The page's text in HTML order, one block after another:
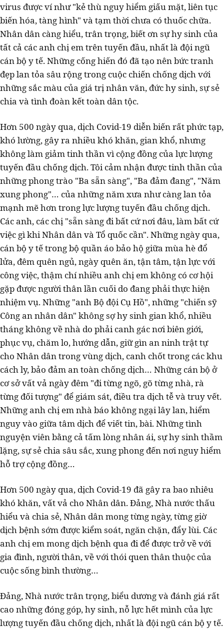
virus được ví như "kẻ thù nguy hiểm giấu mặt, liên tục
biến hóa, tàng hình" và tạm thời chưa có thuốc chữa.
Nhân dân càng hiểu, trân trọng, biết ơn sự hy sinh của
tất cả các anh chị em trên tuyến đầu, nhất là đội ngũ
cán bộ y tế. Những cống hiến đó đã tạo nên bức tranh
đẹp lan tỏa sâu rộng trong cuộc chiến chống dịch với
những sắc màu của giá trị nhân văn, đức hy sinh, sự sẻ
chia và tình đoàn kết toàn dân tộc.
Hơn 500 ngày qua, dịch Covid-19 diễn biến rất phức tạp,
khó lường, gây ra nhiều khó khăn, gian khổ, nhưng
không làm giảm tinh thần vì cộng đồng của lực lượng
tuyến đầu chống dịch. Tôi cảm nhận được tinh thần của
những phong trào "Ba sẵn sàng", "Ba đảm đang", "Năm
xung phong"… của những năm xưa như càng lan tỏa
mạnh mẽ hơn trong lực lượng tuyến đầu chống dịch.
Các anh, các chị "sẵn sàng đi bất cứ nơi đâu, làm bất cứ
việc gì khi Nhân dân và Tổ quốc cần". Những ngày qua,
cán bộ y tế trong bộ quần áo bảo hộ giữa mùa hè đổ
lửa, đêm quên ngủ, ngày quên ăn, tận tâm, tận lực với
công việc, thậm chí nhiều anh chị em không có cơ hội
gặp được người thân lần cuối do đang phải thực hiện
nhiệm vụ. Những "anh Bộ đội Cụ Hồ", những "chiến sỹ
Công an nhân dân" không sợ hy sinh gian khổ, nhiều
tháng không về nhà do phải canh gác nơi biên giới,
phục vụ, chăm lo, hướng dẫn, giữ gìn an ninh trật tự
cho Nhân dân trong vùng dịch, canh chốt trong các khu
cách ly, bảo đảm an toàn chống dịch… Những cán bộ ở
cơ sở vất vả ngày đêm "đi từng ngõ, gõ từng nhà, rà
từng đối tượng" để giám sát, điều tra dịch tễ và truy vết.
Những anh chị em nhà báo không ngại lây lan, hiểm
nguy vào giữa tâm dịch để viết tin, bài. Những tình
nguyện viên bằng cả tấm lòng nhân ái, sự hy sinh thầm
lặng, sự sẻ chia sâu sắc, xung phong đến nơi nguy hiểm
hỗ trợ cộng đồng…
Hơn 500 ngày qua, dịch Covid-19 đã gây ra bao nhiêu
khó khăn, vất vả cho Nhân dân. Đảng, Nhà nước thấu
hiểu và chia sẻ, Nhân dân mong từng ngày, từng giờ
dịch bệnh sớm được kiểm soát, ngăn chặn, đẩy lùi. Các
anh chị em mong dịch bệnh qua đi để được trở về với
gia đình, người thân, về với thói quen thân thuộc của
cuộc sống bình thường…
Đảng, Nhà nước trân trọng, biểu dương và đánh giá rất
cao những đóng góp, hy sinh, nỗ lực hết mình của lực
lượng tuyến đầu chống dịch, nhất là đội ngũ cán bộ y tế.